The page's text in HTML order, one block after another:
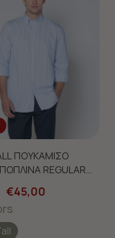
ΠΟΥΚΑΜΙΣΟ
REGULAR
€45,00